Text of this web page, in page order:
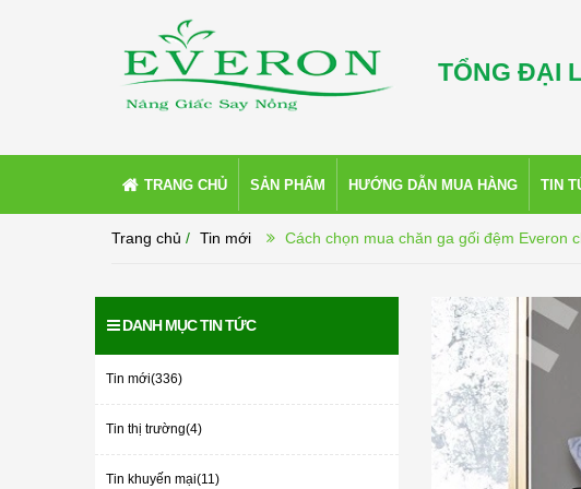
TỔNG ĐẠI
TRANG CHỦ SẢN PHẨM HƯỚNG DẪN MUA HÀNG TIN
Trang chủ / Tin mới Cách chọn mua chăn ga gối đệm Everon
DANH MỤC TIN TỨC
Tin mới(336)
Tin thị trường(4)
Tin khuyến mại(11)